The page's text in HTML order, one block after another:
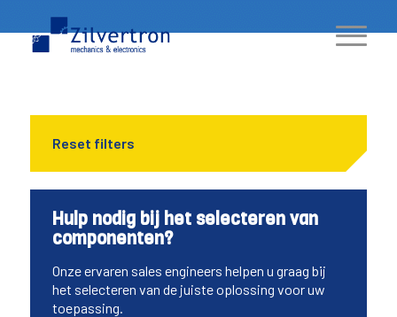
Reset filters
Hulp nodig bij het selecteren van
componenten?
Onze ervaren sales engineers helpen u graag bij
het selecteren van de juiste oplossing voor uw
toepassing.